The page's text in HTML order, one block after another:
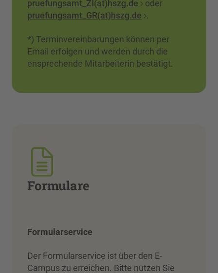
pruefungsamt_ZI(at)hszg.de
oder
pruefungsamt_GR(at)hszg.de
.
*) Terminvereinbarungen können per
Email erfolgen und werden durch die
ensprechende Mitarbeiterin bestätigt.
Formulare
Formularservice
Der Formularservice ist über den E-
Campus zu erreichen. Bitte nutzen Sie